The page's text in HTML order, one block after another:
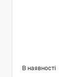
В наявності